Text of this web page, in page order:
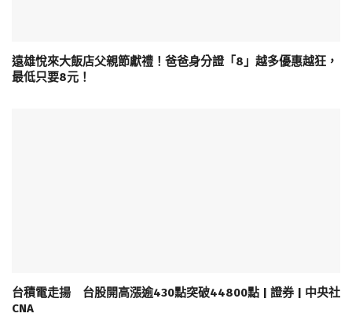
遠雄悅來大飯店父親節獻禮！爸爸身分證「8」越多優惠越狂，
最低只要8元！
台積電走揚 台股開高漲逾430點突破44800點 | 證券 | 中央社
CNA